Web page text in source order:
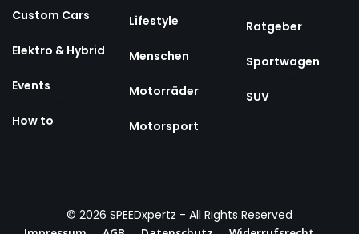
Custom Cars
Elektro & Hybrid
Events
How to
Lifestyle
Menschen
Motorräder
Motorsport
Ratgeber
Sportwagen
SUV
© 2026 SPEEDxpertz - All Rights Reserved